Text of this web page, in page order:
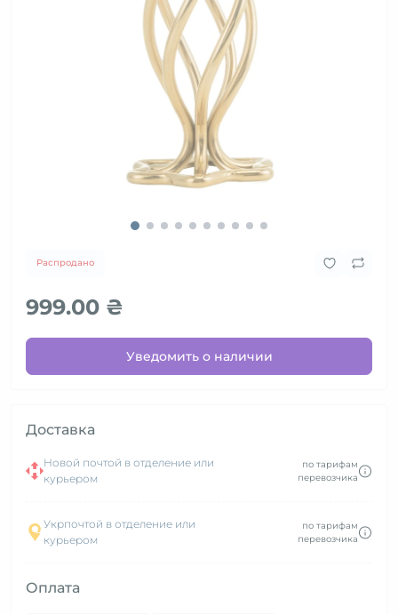
Распродано
999.00 ₴
Уведомить о наличии
Доставка
Новой почтой в отделение или
курьером
по тарифам
перевозчика
Укрпочтой в отделение или
курьером
по тарифам
перевозчика
Оплата